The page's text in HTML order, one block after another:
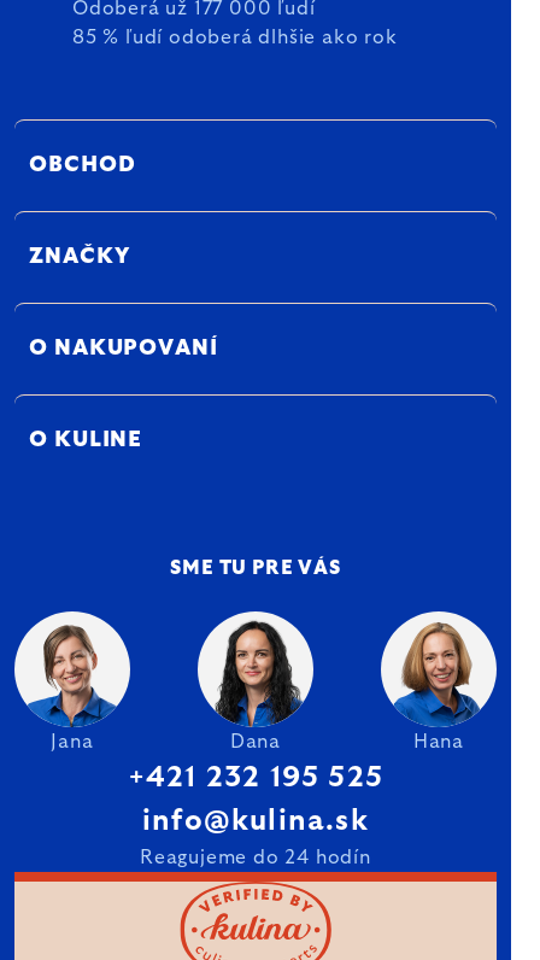
Odoberá už 177 000 ľudí
85 % ľudí odoberá dlhšie ako rok
OBCHOD
ZNAČKY
O NAKUPOVANÍ
O KULINE
SME TU PRE VÁS
Jana Dana Hana
+421 232 195 525
info@kulina.sk
Reagujeme do 24 hodín